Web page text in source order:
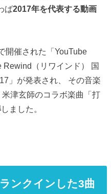
ば2017年を代表する動画
開催された「YouTube
Rewind（リワインド） 国
」が発表され、 その音楽
津玄師のコラボ楽曲「打
しました。
ンクインした3曲